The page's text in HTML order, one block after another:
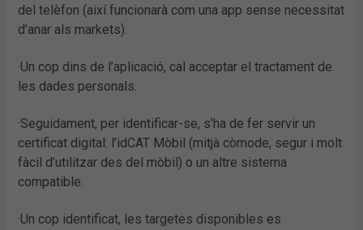
del telèfon (així funcionarà com una app sense necessitat
d’anar als markets).
·Un cop dins de l’aplicació, cal acceptar el tractament de
les dades personals.
·Seguidament, per identificar-se, s’ha de fer servir un
certificat digital: l’idCAT Mòbil (mitjà còmode, segur i molt
fàcil d’utilitzar des del mòbil) o un altre sistema
compatible.
·Un cop identificat, les targetes disponibles es